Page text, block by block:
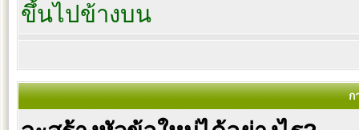
ขึ้นไปข้างบน
ก